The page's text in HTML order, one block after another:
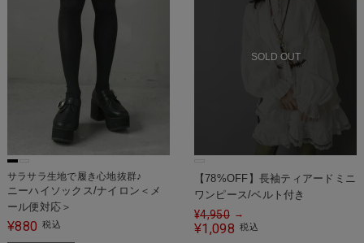
サラサラ生地で履き心地抜群♪
ニーハイソックス/ナイロン＜メ
ール便対応＞
¥880 税込
SOLD OUT
【78%OFF】長袖ティアードミニ
ワンピース/ベルト付き
¥4,950 →
¥1,098 税込